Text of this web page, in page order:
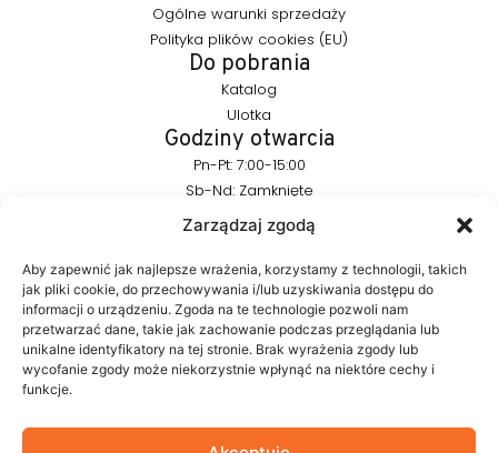
Zarządzaj zgodą
Aby zapewnić jak najlepsze wrażenia, korzystamy z technologii, takich
jak pliki cookie, do przechowywania i/lub uzyskiwania dostępu do
informacji o urządzeniu. Zgoda na te technologie pozwoli nam
przetwarzać dane, takie jak zachowanie podczas przeglądania lub
unikalne identyfikatory na tej stronie. Brak wyrażenia zgody lub
wycofanie zgody może niekorzystnie wpłynąć na niektóre cechy i
funkcje.
FURNIKA to marka z branży oświetleniowej, specjalizująca się w
nowoczesnych rozwiązaniach LED do mebli. Tworzymy
produkty, które w subtelny sposób podkreślają formę mebla i
autorskie rozwiązania projektowane z myślą o estetyce i
Ogólne warunki sprzedaży
Polityka plików cookies (EU)
Do pobrania
Katalog
Ulotka
Godziny otwarcia
Pn-Pt: 7:00-15:00
Sb-Nd: Zamknięte
Pozostańmy w kontakcie
info@furnika.pl
+48 (77) 544 91 28